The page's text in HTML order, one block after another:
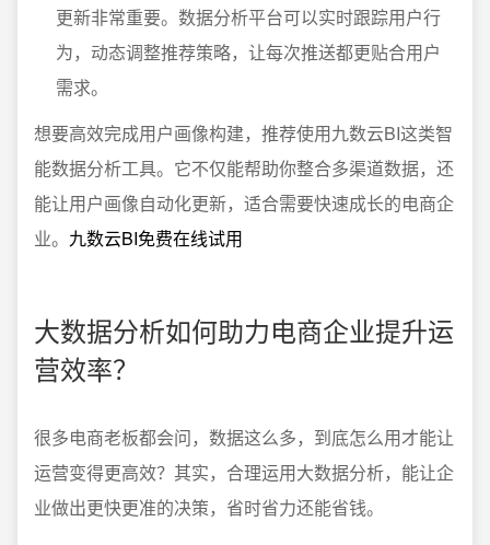
更新非常重要。数据分析平台可以实时跟踪用户行
为，动态调整推荐策略，让每次推送都更贴合用户
需求。
想要高效完成用户画像构建，推荐使用九数云BI这类智
能数据分析工具。它不仅能帮助你整合多渠道数据，还
能让用户画像自动化更新，适合需要快速成长的电商企
业。 九数云BI免费在线试用
大数据分析如何助力电商企业提升运
营效率？
很多电商老板都会问，数据这么多，到底怎么用才能让
运营变得更高效？其实，合理运用大数据分析，能让企
业做出更快更准的决策，省时省力还能省钱。